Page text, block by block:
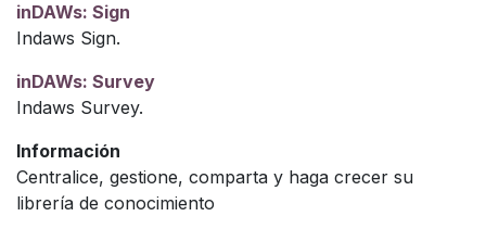
inDAWs: Sign
Indaws Sign.
inDAWs: Survey
Indaws Survey.
Información
Centralice, gestione, comparta y haga crecer su
librería de conocimiento